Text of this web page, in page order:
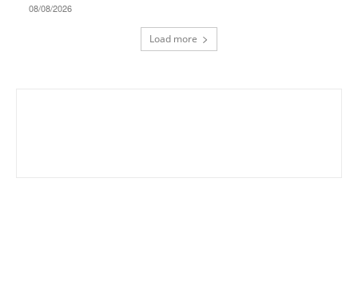
08/08/2026
Load more